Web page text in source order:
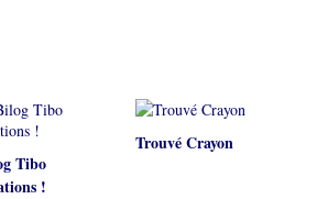
Tibo
!
Trouvé Crayon